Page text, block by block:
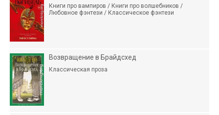
Книги про вампиров / Книги про волшебников /
Любовное фэнтези / Классическое фэнтези
Возвращение в Брайдсхед
Классическая проза